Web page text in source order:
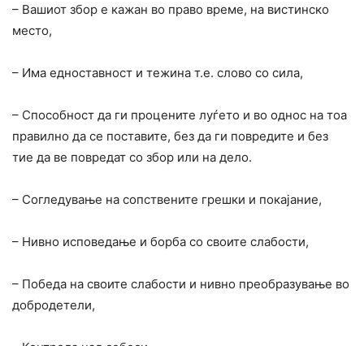
– Вашиот збор е кажан во право време, на вистинско
место,
– Има едноставност и тежина т.е. слово со сила,
– Способност да ги процените луѓето и во однос на тоа
правилно да се поставите, без да ги повредите и без
тие да ве повредат со збор или на дело.
– Согледување на сопствените грешки и покајание,
– Нивно исповедање и борба со своите слабости,
– Победа на своите слабости и нивно преобразување во
добродетели,